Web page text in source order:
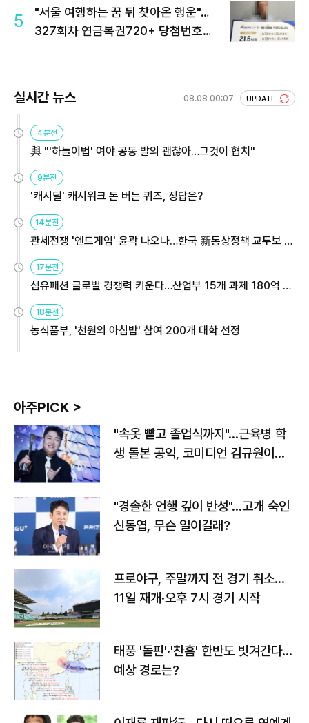
5
"서울 여행하는 꿈 뒤 찾아온 행운"…
327회차 연금복권720+ 당첨번호조
실시간 뉴스 08.08 00:07 UPDATE
4분전
與 "'하늘이법' 여야 공동 발의 괜찮아…그것이 협치"
9분전
'캐시딜' 캐시워크 돈 버는 퀴즈, 정답은?
14분전
관세전쟁 '엔드게임' 윤곽 나오나…한국 新통상정책 교두보 활
17분전
섬유패션 글로벌 경쟁력 키운다…산업부 15개 과제 180억 지
18분전
농식품부, '천원의 아침밥' 참여 200개 대학 선정
아주PICK >
"속옷 빨고 졸업식까지"…근육병 학
생 돌본 공익, 코미디언 김규원이었
"경솔한 언행 깊이 반성"…고개 숙인
신동엽, 무슨 일이길래?
프로야구, 주말까지 전 경기 취소…
11일 재개·오후 7시 경기 시작
태풍 '돌핀'·'찬홈' 한반도 빗겨간다…
예상 경로는?